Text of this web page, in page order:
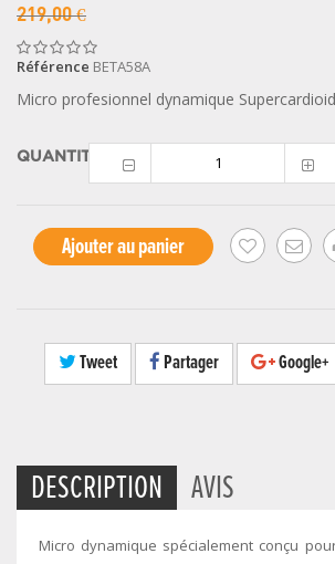
219,00 €
Référence BETA58A
Micro profesionnel dynamique
QUANTITÉ
Ajouter au panier
Tweet Partager Google+
DESCRIPTION AVIS
Micro dynamique spécialement conçu